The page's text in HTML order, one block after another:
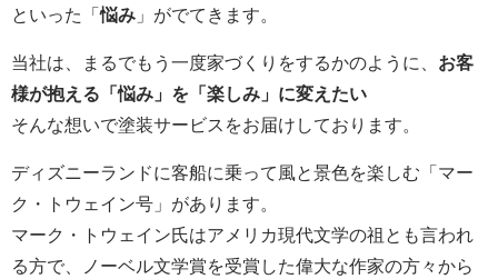
といった「悩み 」がでてきます。
当社は、まるでもう一度家づくりをするかのように、 お客
様が抱える「悩み」を「楽しみ」に変えたい
そんな想いで塗装サービスをお届けしております。
ディズニーランドに客船に乗って風と景色を楽しむ「マー
ク・トウェイン号」があります。
マーク・トウェイン氏はアメリカ現代文学の祖とも言われ
る方で、ノーベル文学賞を受賞した偉大な作家の方々から